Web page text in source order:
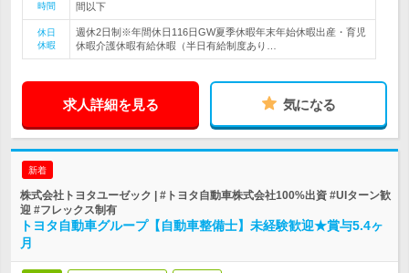
時間
間以下
休日
休暇
週休2日制※年間休日116日GW夏季休暇年末年始休暇出産・育児
休暇介護休暇有給休暇（半日有給制度あり…
求人詳細を見る 気になる
新着
株式会社トヨタユーゼック | #トヨタ自動車株式会社100%出資 #UIターン歓
迎 #フレックス制有
トヨタ自動車グループ【自動車整備士】未経験歓迎★賞与5.4ヶ
月